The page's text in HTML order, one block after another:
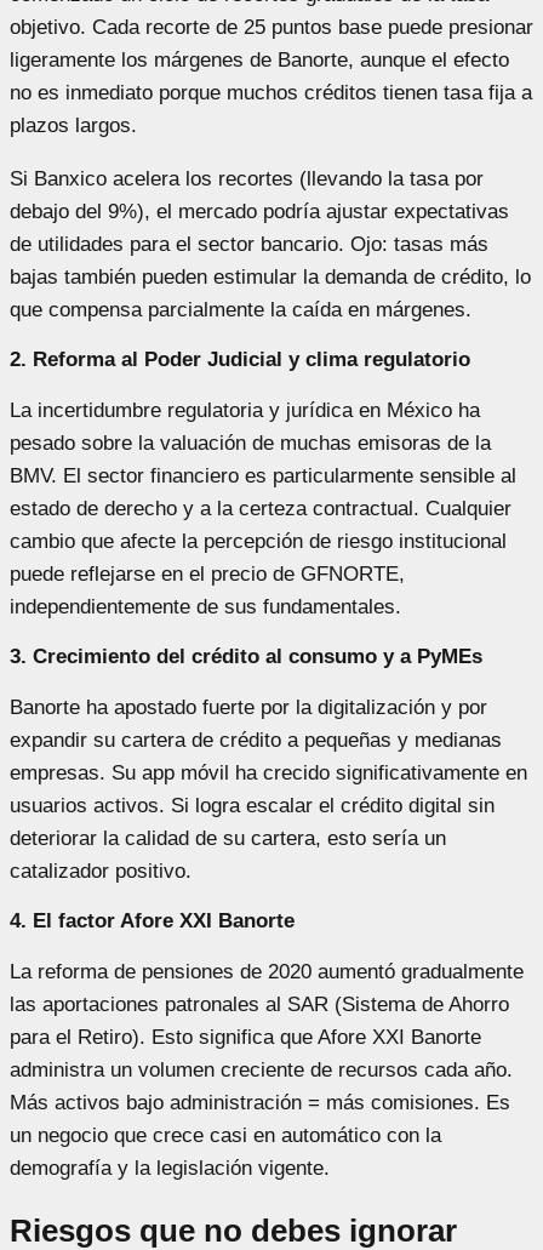
objetivo. Cada recorte de 25 puntos base puede presionar
ligeramente los márgenes de Banorte, aunque el efecto
no es inmediato porque muchos créditos tienen tasa fija a
plazos largos.
Si Banxico acelera los recortes (llevando la tasa por
debajo del 9%), el mercado podría ajustar expectativas
de utilidades para el sector bancario. Ojo: tasas más
bajas también pueden estimular la demanda de crédito, lo
que compensa parcialmente la caída en márgenes.
2. Reforma al Poder Judicial y clima regulatorio
La incertidumbre regulatoria y jurídica en México ha
pesado sobre la valuación de muchas emisoras de la
BMV. El sector financiero es particularmente sensible al
estado de derecho y a la certeza contractual. Cualquier
cambio que afecte la percepción de riesgo institucional
puede reflejarse en el precio de GFNORTE,
independientemente de sus fundamentales.
3. Crecimiento del crédito al consumo y a PyMEs
Banorte ha apostado fuerte por la digitalización y por
expandir su cartera de crédito a pequeñas y medianas
empresas. Su app móvil ha crecido significativamente en
usuarios activos. Si logra escalar el crédito digital sin
deteriorar la calidad de su cartera, esto sería un
catalizador positivo.
4. El factor Afore XXI Banorte
La reforma de pensiones de 2020 aumentó gradualmente
las aportaciones patronales al SAR (Sistema de Ahorro
para el Retiro). Esto significa que Afore XXI Banorte
administra un volumen creciente de recursos cada año.
Más activos bajo administración = más comisiones. Es
un negocio que crece casi en automático con la
demografía y la legislación vigente.
Riesgos que no debes ignorar